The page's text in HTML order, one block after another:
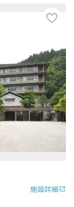
施設詳細